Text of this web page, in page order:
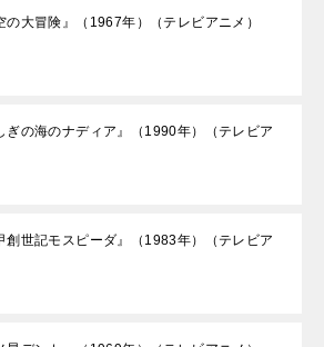
の大冒険』（1967年）（テレビアニメ）
ぎの海のナディア』（1990年）（テレビア
創世記モスピーダ』（1983年）（テレビア